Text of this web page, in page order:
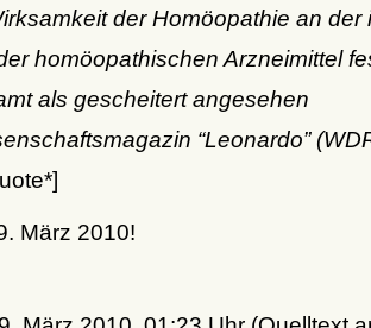
der Homöopathie an der
homöopathischen Arzneimittel
als gescheitert angesehen
“Leonardo”
März 2010!